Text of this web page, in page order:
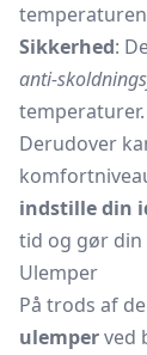
Sikkerhed:
anti-
temperaturer.
Derudover
indstille din
tid og gør din
Ulemper
På trods af
ulemperved